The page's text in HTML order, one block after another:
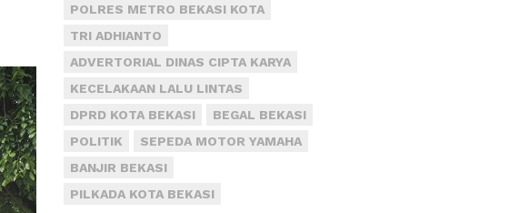
POLRES METRO BEKASI KOTA
TRI ADHIANTO
ADVERTORIAL DINAS CIPTA KARYA
KECELAKAAN LALU LINTAS
DPRD KOTA BEKASI
BEGAL BEKASI
POLITIK
SEPEDA MOTOR YAMAHA
BANJIR BEKASI
PILKADA KOTA BEKASI